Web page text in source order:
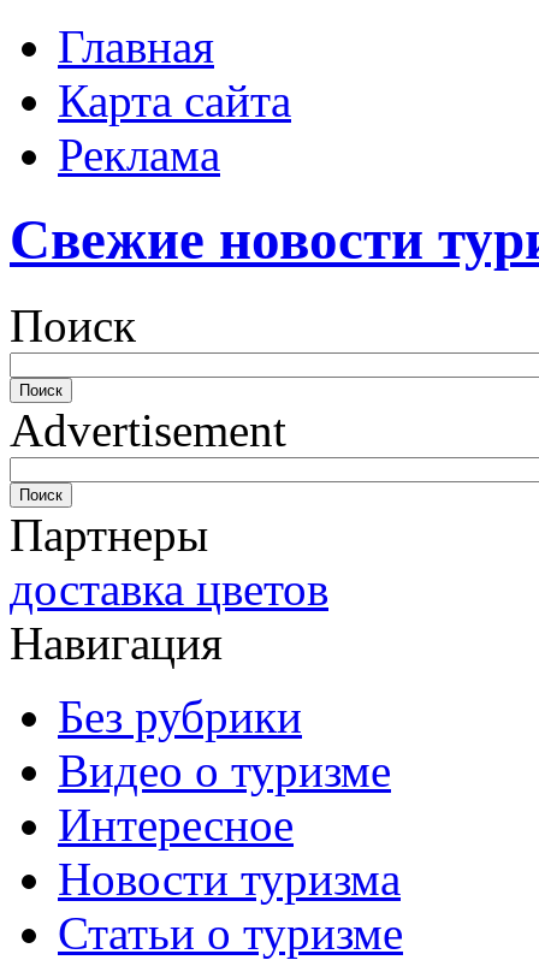
Главная
Карта сайта
Реклама
Свежие новости
Поиск
Advertisement
Партнеры
доставка цветов
Навигация
Без рубрики
Видео о туризме
Интересное
Новости туризма
Статьи о туризме